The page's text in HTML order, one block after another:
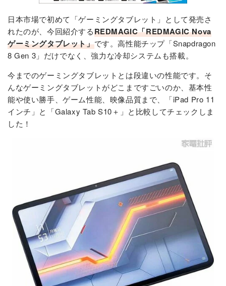
日本市場で初めて「ゲーミングタブレット」として発売さ
れたのが、今回紹介するREDMAGIC「REDMAGIC Nova
ゲーミングタブレット」です。高性能チップ「Snapdragon
8 Gen 3」だけでなく、強力な冷却システムも搭載。
今までのゲーミングタブレットとは段違いの性能です。そ
んなゲーミングタブレットがどこまですごいのか、基本性
能や使い勝手、ゲーム性能、映像品質まで、「iPad Pro 11
インチ」と「Galaxy Tab S10＋」と比較してチェックしま
した！